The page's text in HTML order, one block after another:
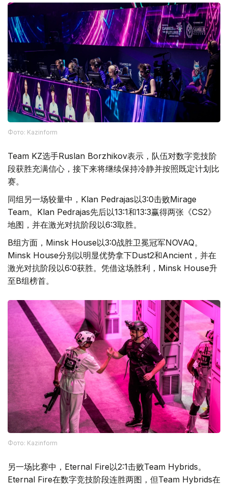
Фото: Kazinform
Team KZ选手Ruslan Borzhikov表示，队伍对数字竞技阶
段获胜充满信心，接下来将继续保持冷静并按照既定计划比
赛。
同组另一场较量中，Klan Pedrajas以3:0击败Mirage
Team。Klan Pedrajas先后以13:1和13:3赢得两张《CS2》
地图，并在激光对抗阶段以6:3取胜。
B组方面，Minsk House以3:0战胜卫冕冠军NOVAQ。
Minsk House分别以明显优势拿下Dust2和Ancient，并在
激光对抗阶段以6:0获胜。凭借这场胜利，Minsk House升
至B组榜首。
Фото: Kazinform
另一场比赛中，Eternal Fire以2:1击败Team Hybrids。
Eternal Fire在数字竞技阶段连胜两图，但Team Hybrids在